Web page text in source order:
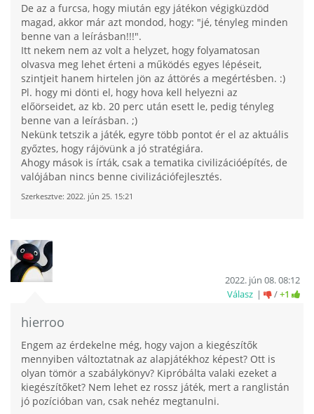
De az a furcsa, hogy miután egy játékon végigküzdöd
magad, akkor már azt mondod, hogy: "jé, tényleg minden
benne van a leírásban!!!".
Itt nekem nem az volt a helyzet, hogy folyamatosan
olvasva meg lehet érteni a működés egyes lépéseit,
szintjeit hanem hirtelen jön az áttörés a megértésben. :)
Pl. hogy mi dönti el, hogy hova kell helyezni az
előörseidet, az kb. 20 perc után esett le, pedig tényleg
benne van a leírásban. ;)
Nekünk tetszik a játék, egyre több pontot ér el az aktuális
győztes, hogy rájövünk a jó stratégiára.
Ahogy mások is írták, csak a tematika civilizációépítés, de
valójában nincs benne civilizációfejlesztés.
Szerkesztve: 2022. jún 25. 15:21
hierroo
2022. jún 08. 08:12
Válasz
/+1
Engem az érdekelne még, hogy vajon a kiegészítők
mennyiben változtatnak az alapjátékhoz képest? Ott is
olyan tömör a szabálykönyv? Kipróbálta valaki ezeket a
kiegészítőket? Nem lehet ez rossz játék, mert a ranglistán
jó pozícióban van, csak nehéz megtanulni.